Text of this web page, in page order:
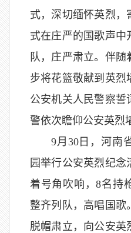
式，深切缅怀英烈，
式在庄严的国歌声中
队，庄严肃立。伴
步将花篮敬献到英烈
公安机关人民警察誓
警依次瞻仰公安英烈
9月30日，河南
园举行公安英烈纪念
着号角吹响，8名持
整齐列队，高唱国歌
脱帽肃立，向公安英